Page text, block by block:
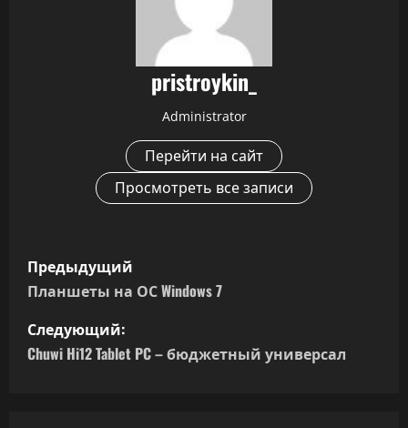
pristroykin_
Administrator
Перейти на сайт
Просмотреть все записи
Н
а
в
и
Предыдущий
Планшеты на ОС Windows 7
Следующий:
Chuwi Hi12 Tablet PC – бюджетный универсал